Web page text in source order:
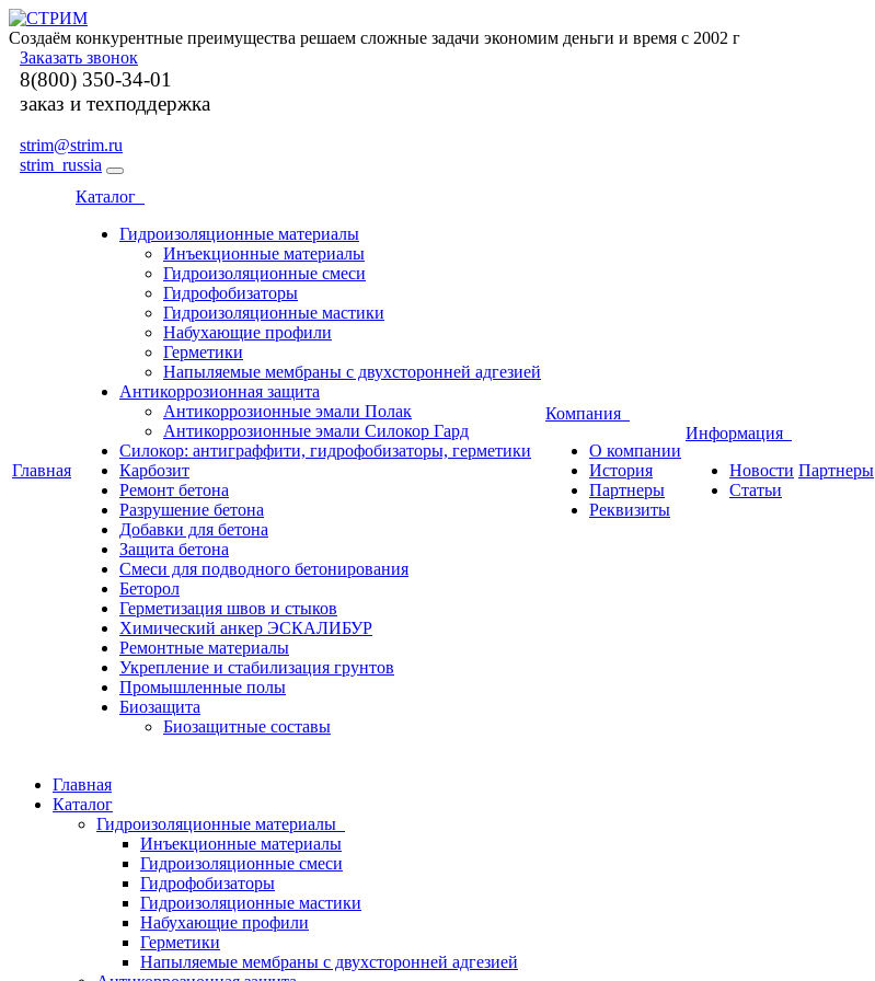
Создаём конкурентные преимущества решаем сложные задачи экономим деньги и время с 2002 г
Заказать звонок
8(800) 350-34-01
заказ и техподдержка
strim@strim.ru
strim_russia
Главная
Каталог
Гидроизоляционные материалы
Инъекционные материалы
Гидроизоляционные смеси
Гидрофобизаторы
Гидроизоляционные мастики
Набухающие профили
Герметики
Напыляемые мембраны с двухсторонней адгезией
Антикоррозионная защита
Антикоррозионные эмали Полак
Антикоррозионные эмали Силокор Гард
Силокор: антиграффити, гидрофобизаторы, герметики
Карбозит
Ремонт бетона
Разрушение бетона
Добавки для бетона
Защита бетона
Смеси для подводного бетонирования
Беторол
Герметизация швов и стыков
Химический анкер ЭСКАЛИБУР
Ремонтные материалы
Укрепление и стабилизация грунтов
Промышленные полы
Биозащита
Биозащитные составы
Компания
О компании
История
Партнеры
Реквизиты
Информация
Новости
Статьи
Партнеры
Главная
Каталог
Гидроизоляционные материалы
Инъекционные материалы
Гидроизоляционные смеси
Гидрофобизаторы
Гидроизоляционные мастики
Набухающие профили
Герметики
Напыляемые мембраны с двухсторонней адгезией